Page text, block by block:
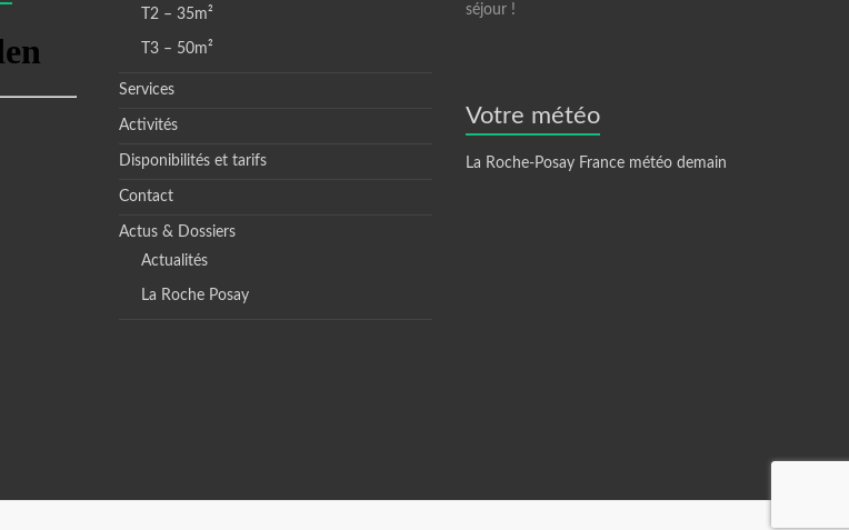
T2 – 35m²
T3 – 50m²
Services
Activités
Disponibilités et tarifs
Contact
Actus & Dossiers
Actualités
La Roche Posay
séjour !
Votre météo
La Roche-Posay France météo demain